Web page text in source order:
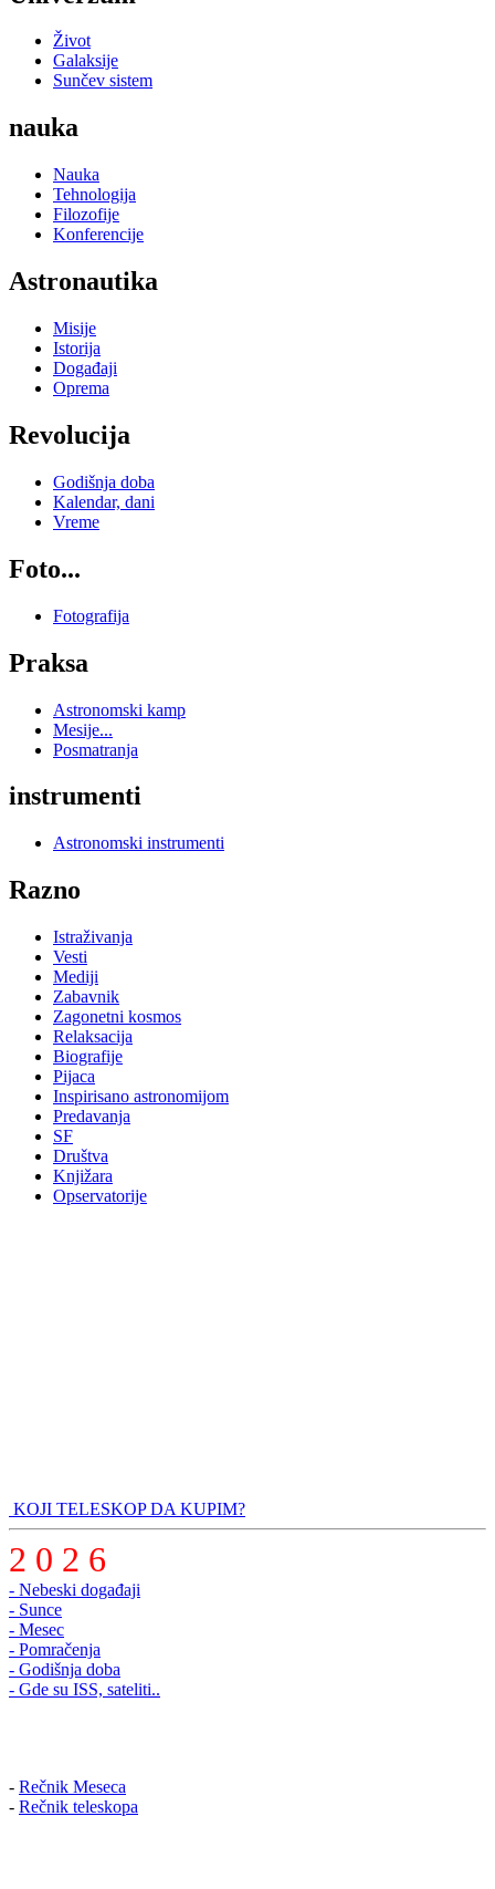
Život
Galaksije
Sunčev sistem
nauka
Nauka
Tehnologija
Filozofije
Konferencije
Astronautika
Misije
Istorija
Događaji
Oprema
Revolucija
Godišnja doba
Kalendar, dani
Vreme
Foto...
Fotografija
Praksa
Astronomski kamp
Mesije...
Posmatranja
instrumenti
Astronomski instrumenti
Razno
Istraživanja
Vesti
Mediji
Zabavnik
Zagonetni kosmos
Relaksacija
Biografije
Pijaca
Inspirisano astronomijom
Predavanja
SF
Društva
Knjižara
Opservatorije
KOJI TELESKOP DA KUPIM?
2 0 2 6
- Nebeski događaji
- Sunce
- Mesec
- Pomračenja
- Godišnja doba
- Gde su ISS, sateliti..
- Rečnik Meseca
- Rečnik teleskopa